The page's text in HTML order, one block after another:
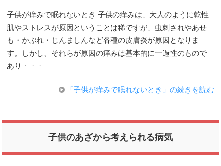
子供が痒みで眠れないとき 子供の痒みは、大人のように乾性
肌やストレスが原因ということは稀ですが、虫刺されやあせ
も・かぶれ・じんましんなど各種の皮膚炎が原因となりま
す。しかし、それらが原因の痒みは基本的に一過性のもので
あり・・・
「子供が痒みで眠れないとき」の続きを読む
子供のあざから考えられる病気